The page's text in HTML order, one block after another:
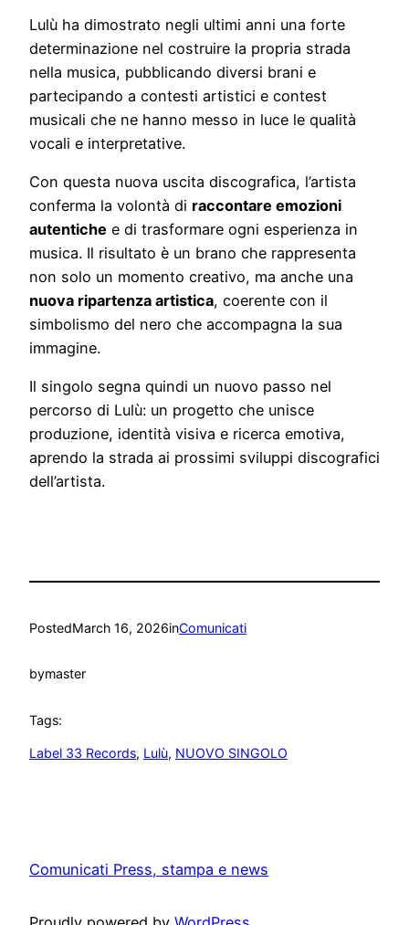
Lulù ha dimostrato negli ultimi anni una forte
determinazione nel costruire la propria strada
nella musica, pubblicando diversi brani e
partecipando a contesti artistici e contest
musicali che ne hanno messo in luce le qualità
vocali e interpretative.
Con questa nuova uscita discografica, l’artista
conferma la volontà di raccontare emozioni
autentiche e di trasformare ogni esperienza in
musica. Il risultato è un brano che rappresenta
non solo un momento creativo, ma anche una
nuova ripartenza artistica, coerente con il
simbolismo del nero che accompagna la sua
immagine.
Il singolo segna quindi un nuovo passo nel
percorso di Lulù: un progetto che unisce
produzione, identità visiva e ricerca emotiva,
aprendo la strada ai prossimi sviluppi discografici
dell’artista.
PostedMarch 16, 2026inComunicati
bymaster
Tags:
Label 33 Records, Lulù, NUOVO SINGOLO
Comunicati Press, stampa e news